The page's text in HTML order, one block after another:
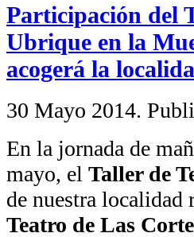
Participación del
Ubrique en la
acogerá la
30 Mayo 2014.
En la jornada de
mayo, el Taller de
de nuestra localidad
Teatro de Las